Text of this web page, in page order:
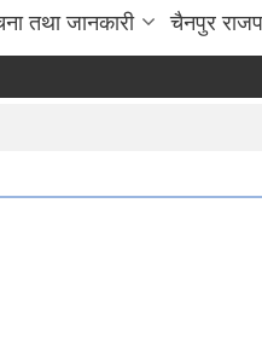
तथा जानकारी चैनपुर